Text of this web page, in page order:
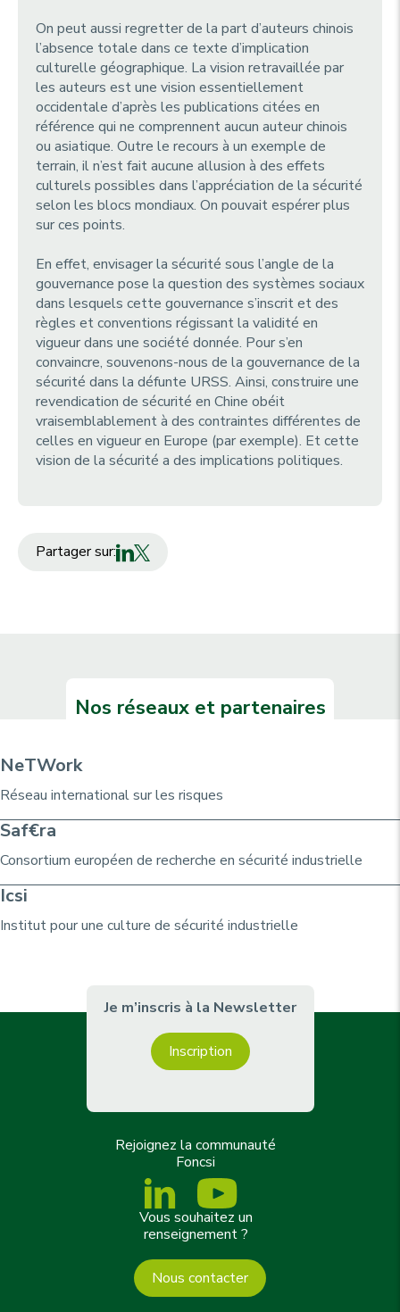
On peut aussi regretter de la part d’auteurs chinois
l’absence totale dans ce texte d’implication
culturelle géographique. La vision retravaillée par
les auteurs est une vision essentiellement
occidentale d’après les publications citées en
référence qui ne comprennent aucun auteur chinois
ou asiatique. Outre le recours à un exemple de
terrain, il n’est fait aucune allusion à des effets
culturels possibles dans l’appréciation de la sécurité
selon les blocs mondiaux. On pouvait espérer plus
sur ces points.
En effet, envisager la sécurité sous l’angle de la
gouvernance pose la question des systèmes sociaux
dans lesquels cette gouvernance s’inscrit et des
règles et conventions régissant la validité en
vigueur dans une société donnée. Pour s’en
convaincre, souvenons-nous de la gouvernance de la
sécurité dans la défunte URSS. Ainsi, construire une
revendication de sécurité en Chine obéit
vraisemblablement à des contraintes différentes de
celles en vigueur en Europe (par exemple). Et cette
vision de la sécurité a des implications politiques.
Partager sur:
Nos réseaux et partenaires
NeTWork
Réseau international sur les risques
Saf€ra
Consortium européen de recherche en sécurité industrielle
Icsi
Institut pour une culture de sécurité industrielle
Je m’inscris à la Newsletter
Inscription
Rejoignez la communauté
Foncsi
Vous souhaitez un
renseignement ?
Nous contacter